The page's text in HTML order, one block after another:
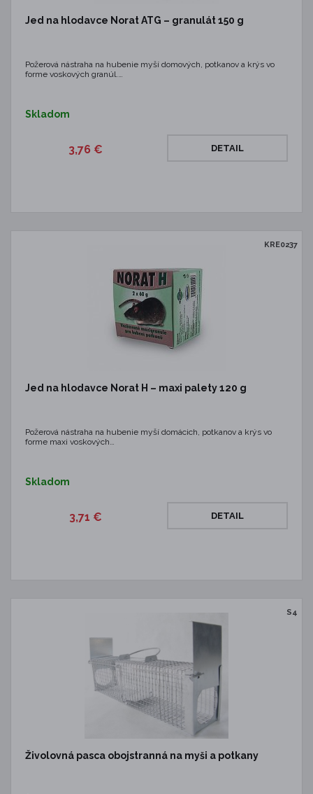
Jed na hlodavce Norat ATG – granulát 150 g
Požerová nástraha na hubenie myší domových, potkanov a krýs vo
forme voskových granúl.…
Skladom
3,76 € DETAIL
KRE0237
Jed na hlodavce Norat H – maxi palety 120 g
Požerová nástraha na hubenie myší domácich, potkanov a krýs vo
forme maxi voskových…
Skladom
3,71 € DETAIL
S4
Živolovná pasca obojstranná na myši a potkany